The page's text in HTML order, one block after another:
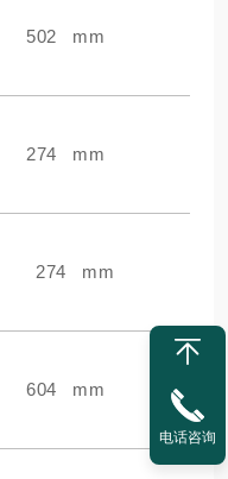
502 mm
274 mm
274 mm
604 mm
电话咨询